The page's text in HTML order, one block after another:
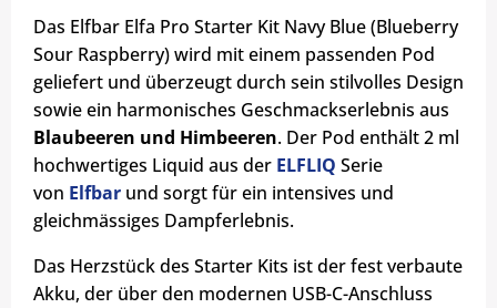
Das Elfbar Elfa Pro Starter Kit Navy Blue (Blueberry
Sour Raspberry) wird mit einem passenden Pod
geliefert und überzeugt durch sein stilvolles Design
sowie ein harmonisches Geschmackserlebnis aus
Blaubeeren und Himbeeren. Der Pod enthält 2 ml
hochwertiges Liquid aus der ELFLIQ Serie
von Elfbar und sorgt für ein intensives und
gleichmässiges Dampferlebnis.
Das Herzstück des Starter Kits ist der fest verbaute
Akku, der über den modernen USB-C-Anschluss